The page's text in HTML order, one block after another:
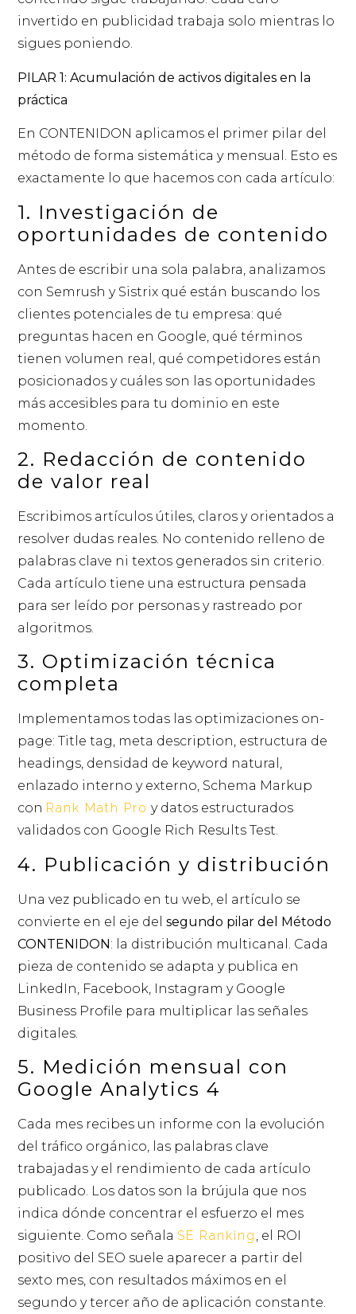
invertido en publicidad trabaja solo mientras lo
sigues poniendo.
PILAR 1:Acumulación de activos digitales en la
práctica
En CONTENIDON aplicamos el primer pilar del
método de forma sistemática y mensual. Esto es
exactamente lo que hacemos con cada artículo:
1. Investigación de
oportunidades de contenido
Antes de escribir una sola palabra, analizamos
con Semrush y Sistrix qué están buscando los
clientes potenciales de tu empresa: qué
preguntas hacen en Google, qué términos
tienen volumen real, qué competidores están
posicionados y cuáles son las oportunidades
más accesibles para tu dominio en este
momento.
2. Redacción de contenido
de valor real
Escribimos artículos útiles, claros y orientados a
resolver dudas reales. No contenido relleno de
palabras clave ni textos generados sin criterio.
Cada artículo tiene una estructura pensada
para ser leído por personas y rastreado por
algoritmos.
3. Optimización técnica
completa
Implementamos todas las optimizaciones on-
page: Title tag, meta description, estructura de
headings, densidad de keyword natural,
enlazado interno y externo, Schema Markup
con Rank Math Pro y datos estructurados
validados con Google Rich Results Test.
4. Publicación y distribución
Una vez publicado en tu web, el artículo se
convierte en el eje delsegundo pilar del Método
CONTENIDON: la distribución multicanal. Cada
pieza de contenido se adapta y publica en
LinkedIn, Facebook, Instagram y Google
Business Profile para multiplicar las señales
digitales.
5. Medición mensual con
Google Analytics 4
Cada mes recibes un informe con la evolución
del tráfico orgánico, las palabras clave
trabajadas y el rendimiento de cada artículo
publicado. Los datos son la brújula que nos
indica dónde concentrar el esfuerzo el mes
siguiente. Como señala SE Ranking , el ROI
positivo del SEO suele aparecer a partir del
sexto mes, con resultados máximos en el
segundo y tercer año de aplicación constante.